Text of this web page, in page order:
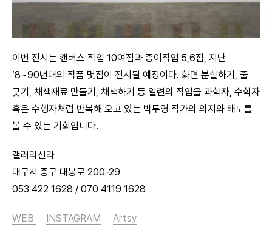
이번 전시는 캔버스 작업 10여점과 종이작업 5,6점, 지난
‘8~90년대의 작품 몇점이 전시될 예정이다. 화면 분할하기, 줄
긋기, 채색재료 만들기, 채색하기 등 일련의 작업을 과학자, 수학자
혹은 수행자처럼 반복해 오고 있는 박두영 작가의 의지와 태도를
볼 수 있는 기회입니다.
갤러리신라
대구시 중구 대봉로 200-29
053 422 1628 / 070 4119 1628
WEB INSTAGRAM Artsy